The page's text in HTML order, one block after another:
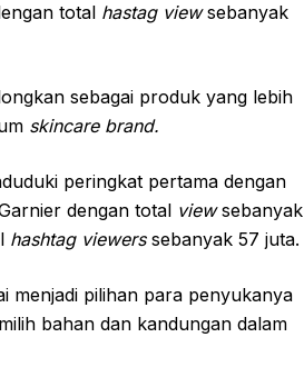
total hastag viewsebanyak
sebagai produk yang lebih
skincare brand.
peringkat pertama dengan
dengan total viewsebanyak
hashtag viewerssebanyak 57 juta.
menjadi pilihan para penyukanya
bahan dan kandungan dalam